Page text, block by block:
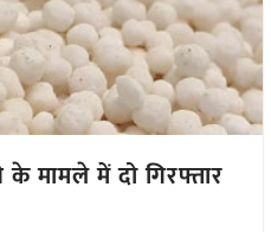
के मामले में दो गिरफ्तार